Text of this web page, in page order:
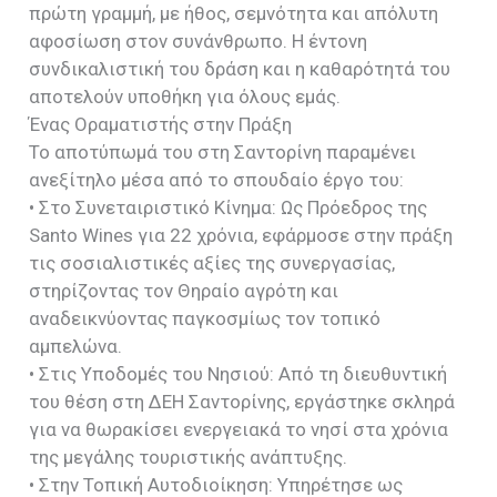
πρώτη γραμμή, με ήθος, σεμνότητα και απόλυτη
αφοσίωση στον συνάνθρωπο. Η έντονη
συνδικαλιστική του δράση και η καθαρότητά του
αποτελούν υποθήκη για όλους εμάς.
Ένας Οραματιστής στην Πράξη
Το αποτύπωμά του στη Σαντορίνη παραμένει
ανεξίτηλο μέσα από το σπουδαίο έργο του:
• Στο Συνεταιριστικό Κίνημα: Ως Πρόεδρος της
Santo Wines για 22 χρόνια, εφάρμοσε στην πράξη
τις σοσιαλιστικές αξίες της συνεργασίας,
στηρίζοντας τον Θηραίο αγρότη και
αναδεικνύοντας παγκοσμίως τον τοπικό
αμπελώνα.
• Στις Υποδομές του Νησιού: Από τη διευθυντική
του θέση στη ΔΕΗ Σαντορίνης, εργάστηκε σκληρά
για να θωρακίσει ενεργειακά το νησί στα χρόνια
της μεγάλης τουριστικής ανάπτυξης.
• Στην Τοπική Αυτοδιοίκηση: Υπηρέτησε ως